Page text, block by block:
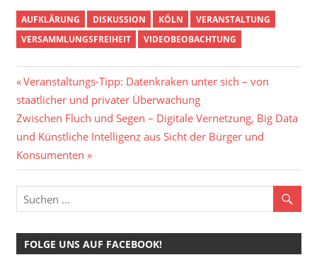
AUFKLÄRUNG DISKUSSION KÖLN
VERANSTALTUNG
VERSAMMLUNGSFREIHEIT
VIDEOBEOBACHTUNG
Beitragsnavigation
Vorheriger
Beitrag:
Veranstaltungs-Tipp: Datenkraken unter sich – von
staatlicher und privater Überwachung
Nächster
Beitrag:
Zwischen Fluch und Segen – Digitale Vernetzung, Big Data
und Künstliche Intelligenz aus Sicht der Bürger und
Konsumenten
FOLGE UNS AUF FACEBOOK!